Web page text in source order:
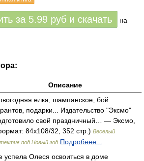
за 5.99 руб и скачать
на
Описание
елка, шампанское, бой
подарки... Издательство "Эксмо"
свой праздничный… — Эксмо,
84x108/32, 352 стр.) Веселый
под Новый год Подробнее...
успела Олеся освоиться в доме